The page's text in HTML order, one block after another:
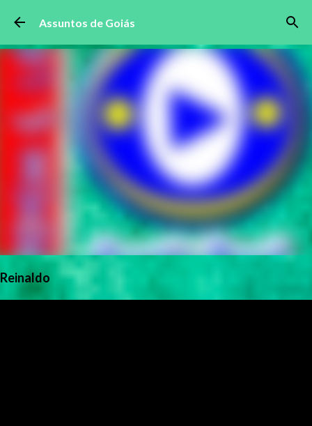
Pular para o conteúdo principal
Assuntos de Goiás
Reinaldo